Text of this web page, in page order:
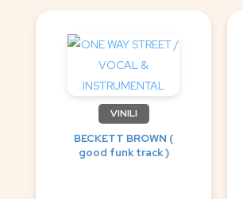
VINILI
BECKETT BROWN (
good funk track )